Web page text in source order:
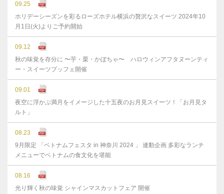
09.25
ホリデーシーズンを彩るローズホテル横浜の贅沢なスイーツ 2024年10
月1日(火)よりご予約開始
09.12
秋の味覚を存分に 〜芋・栗・かぼちゃ〜 ハロウィンアフタヌーンティ
ー・スイーツブッフェ開催
09.01
夜空に浮かぶ満月をイメージした十五夜のお月見スイーツ！「お月見タ
ルト」
08.23
9月限定 「ベトナムフェスタ in 神奈川 2024 」 連動企画 多彩なランチ
メニューでベトナムの食文化を堪能
08.16
光り輝く秋の味覚 シャインマスカットフェア 開催